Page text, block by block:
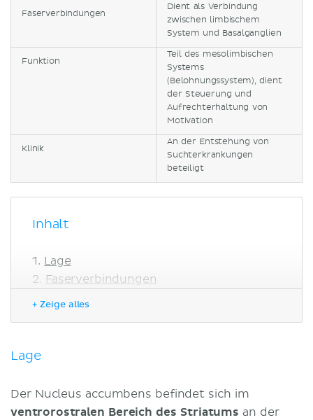
Faserverbindungen
Dient als Verbindung
zwischen limbischem
System und Basalganglien
Funktion
Teil des mesolimbischen
Systems
(Belohnungssystem), dient
der Steuerung und
Aufrechterhaltung von
Motivation
Klinik
An der Entstehung von
Suchterkrankungen
beteiligt
Inhalt
Lage
Faserverbindungen
+ Zeige alles
Lage
Der Nucleus accumbens befindet sich im
ventrorostralen Bereich des Striatums an der